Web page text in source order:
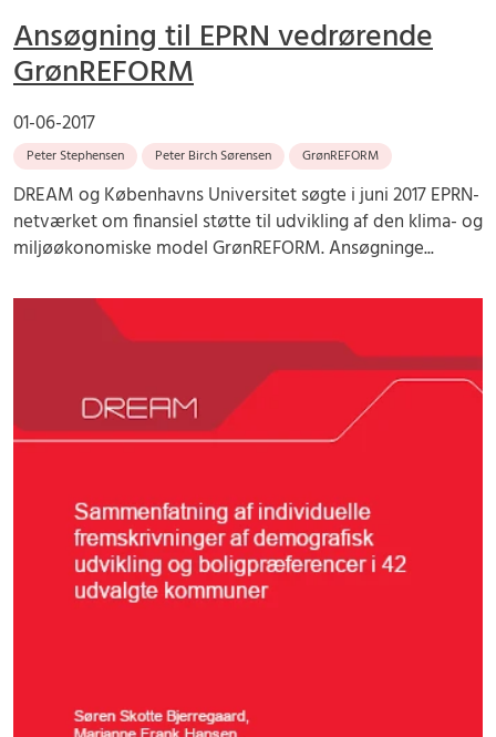
Ansøgning til EPRN vedrørende
GrønREFORM
01-06-2017
Peter Stephensen Peter Birch Sørensen GrønREFORM
DREAM og Københavns Universitet søgte i juni 2017 EPRN-
netværket om finansiel støtte til udvikling af den klima- og
miljøøkonomiske model GrønREFORM. Ansøgninge...